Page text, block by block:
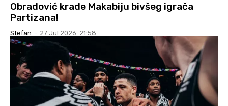
Obradović krade Makabiju bivšeg igrača
Partizana!
Stefan - 27 Jul 2026. 21:58